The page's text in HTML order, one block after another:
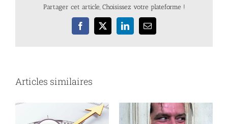
Partager cet article, Choisissez votre plateforme !
Facebook
X LinkedInEmail
Articles similaires